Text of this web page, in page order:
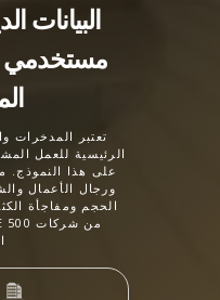
البيانات
مستخدمي
تعتبر المدخرات
الرئيسية للعمل
على هذا النموذج.
ورجال الأعمال